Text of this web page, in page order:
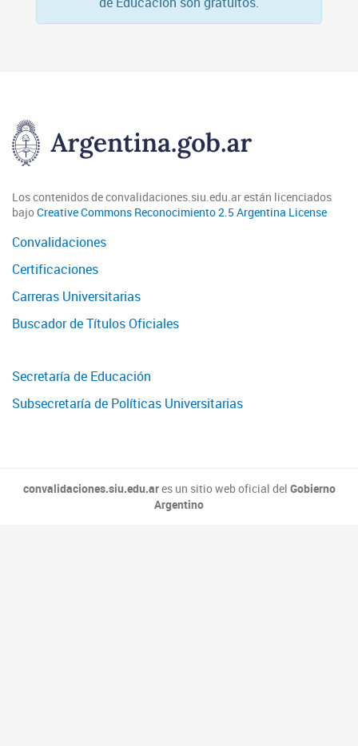
Los contenidos de convalidaciones.siu.edu.ar están licenciados
bajoCreative Commons Reconocimiento 2.5 Argentina License
Convalidaciones
Certificaciones
Carreras Universitarias
Buscador de Títulos Oficiales
Secretaría de Educación
Subsecretaría de Políticas Universitarias
convalidaciones.siu.edu.ares un sitio web oficial del Gobierno
Argentino